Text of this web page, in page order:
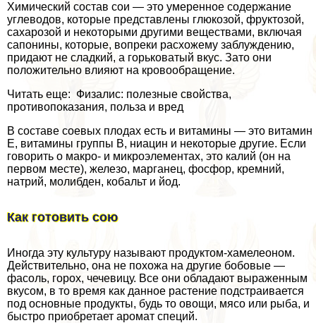
Химический состав сои — это умеренное содержание
углеводов, которые представлены глюкозой, фруктозой,
сахарозой и некоторыми другими веществами, включая
сапонины, которые, вопреки расхожему заблуждению,
придают не сладкий, а горьковатый вкус. Зато они
положительно влияют на кровообращение.
Читать еще: Физалис: полезные свойства,
противопоказания, польза и вред
В составе соевых плодах есть и витамины — это витамин
Е, витамины группы В, ниацин и некоторые другие. Если
говорить о макро- и микроэлементах, это калий (он на
первом месте), железо, марганец, фосфор, кремний,
натрий, молибден, кобальт и йод.
Как готовить сою
Иногда эту культуру называют продуктом-хамелеоном.
Действительно, она не похожа на другие бобовые —
фасоль, горох, чечевицу. Все они обладают выраженным
вкусом, в то время как данное растение подстраивается
под основные продукты, будь то овощи, мясо или рыба, и
быстро приобретает аромат специй.